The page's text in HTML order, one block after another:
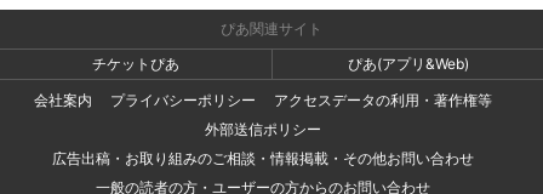
ぴあ関連サイト
チケットぴあ
ぴあ(アプリ&Web)
会社案内
プライバシーポリシー
アクセスデータの利用・著作権等
外部送信ポリシー
広告出稿・お取り組みのご相談・情報掲載・その他お問い合わせ
一般の読者の方・ユーザーの方からのお問い合わせ